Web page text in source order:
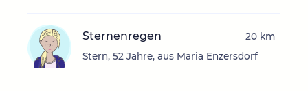
Sternenregen
Stern, 52 Jahre, aus Maria Enzersdorf
20 km